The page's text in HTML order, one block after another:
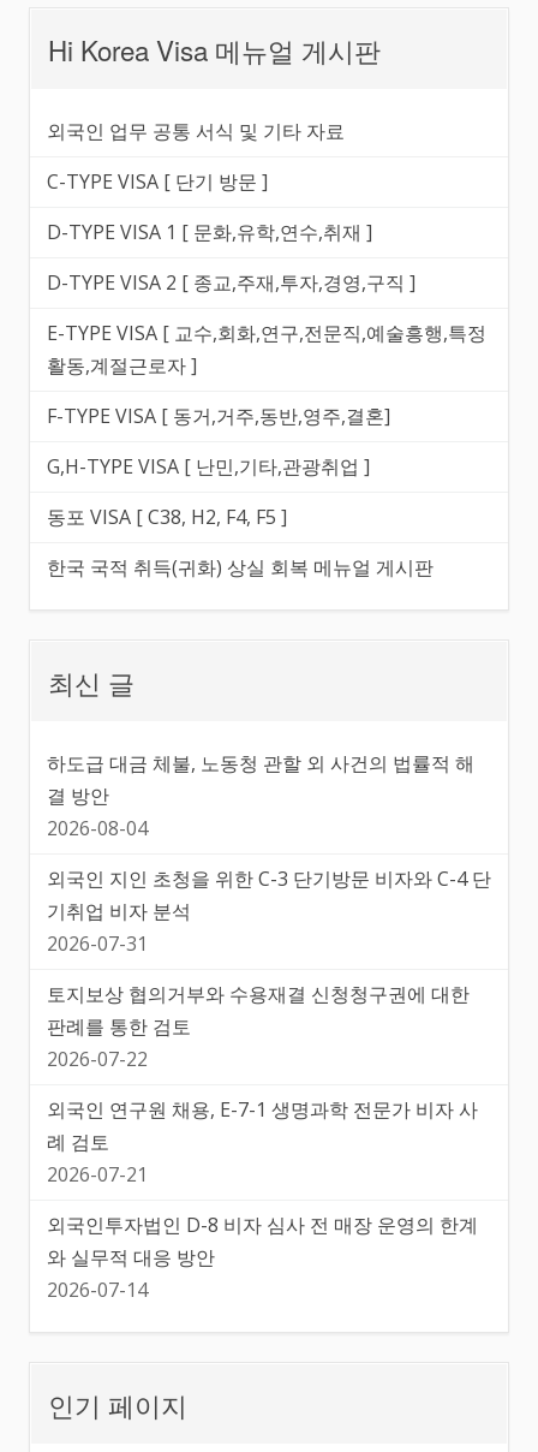
Hi Korea Visa 메뉴얼 게시판
외국인 업무 공통 서식 및 기타 자료
C-TYPE VISA [ 단기 방문 ]
D-TYPE VISA 1 [ 문화,유학,연수,취재 ]
D-TYPE VISA 2 [ 종교,주재,투자,경영,구직 ]
E-TYPE VISA [ 교수,회화,연구,전문직,예술흥행,특정
활동,계절근로자 ]
F-TYPE VISA [ 동거,거주,동반,영주,결혼]
G,H-TYPE VISA [ 난민,기타,관광취업 ]
동포 VISA [ C38, H2, F4, F5 ]
한국 국적 취득(귀화) 상실 회복 메뉴얼 게시판
최신 글
하도급 대금 체불, 노동청 관할 외 사건의 법률적 해
결 방안
2026-08-04
외국인 지인 초청을 위한 C-3 단기방문 비자와 C-4 단
기취업 비자 분석
2026-07-31
토지보상 협의거부와 수용재결 신청청구권에 대한
판례를 통한 검토
2026-07-22
외국인 연구원 채용, E-7-1 생명과학 전문가 비자 사
례 검토
2026-07-21
외국인투자법인 D-8 비자 심사 전 매장 운영의 한계
와 실무적 대응 방안
2026-07-14
인기 페이지